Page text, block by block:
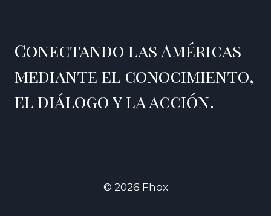
Conectando las Américas
mediante el conocimiento,
el diálogo y la acción.
© 2026 Fhox